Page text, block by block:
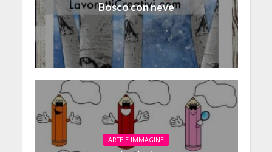
Bosco con neve
ARTE E IMMAGINE